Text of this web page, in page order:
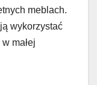
meblach.
wykorzystać
małej